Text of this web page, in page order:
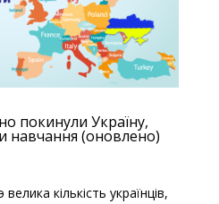
покинули Україну,
(оновлено)
кількість українців,